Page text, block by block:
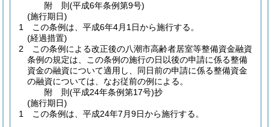
附 則(平成6年条例第9号)
(施行期日)
1
この条例は、平成6年4月1日から施行する。
(経過措置)
2
この条例による改正後の八潮市高齢者居室等整備資金融資
条例の規定は、この条例の施行の日以後の申請に係る整備
資金の融資について適用し、同日前の申請に係る整備資金
の融資については、なお従前の例による。
附 則(平成24年条例第17号)抄
(施行期日)
1
この条例は、平成24年7月9日から施行する。